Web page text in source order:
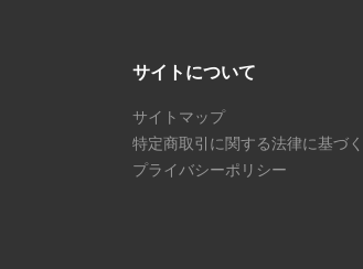
サイトについて
サイトマップ
特定商取引に関する法律に基づ
プライバシーポリシー